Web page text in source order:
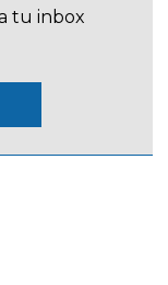
tu inbox